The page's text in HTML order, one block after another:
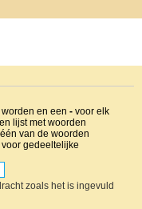
en een - voor elk
lijst met woorden
van de woorden
gedeeltelijke
zoals het is ingevuld